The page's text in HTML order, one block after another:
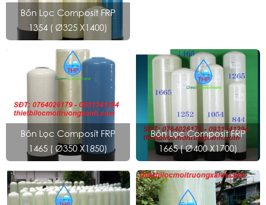
Bồn Lọc Composit FRP
1354 ( Ø325 X1400)
Bồn Lọc Composit FRP
1465 ( Ø350 X1850)
Bồn Lọc Composit FRP
1665 ( Ø400 X1700)